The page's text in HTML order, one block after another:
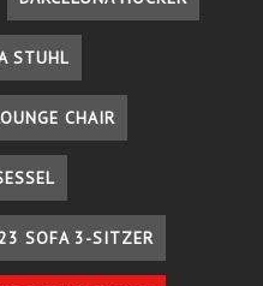
STUHL
CHAIR
SOFA 3-SITZER